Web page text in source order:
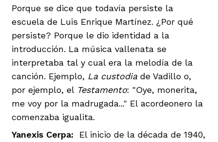
Porque se dice que todavía persiste la
escuela de Luis Enrique Martínez. ¿Por qué
persiste? Porque le dio identidad a la
introducción. La música vallenata se
interpretaba tal y cual era la melodía de la
canción. Ejemplo, La custodia de Vadillo o,
por ejemplo, el Testamento: "Oye, monerita,
me voy por la madrugada..." El acordeonero la
comenzaba igualita.
Yanexis Cerpa: El inicio de la década de 1940,